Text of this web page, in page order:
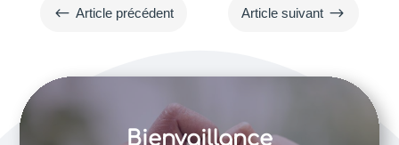
# Article précédent Article suivant $
Bienvaillance